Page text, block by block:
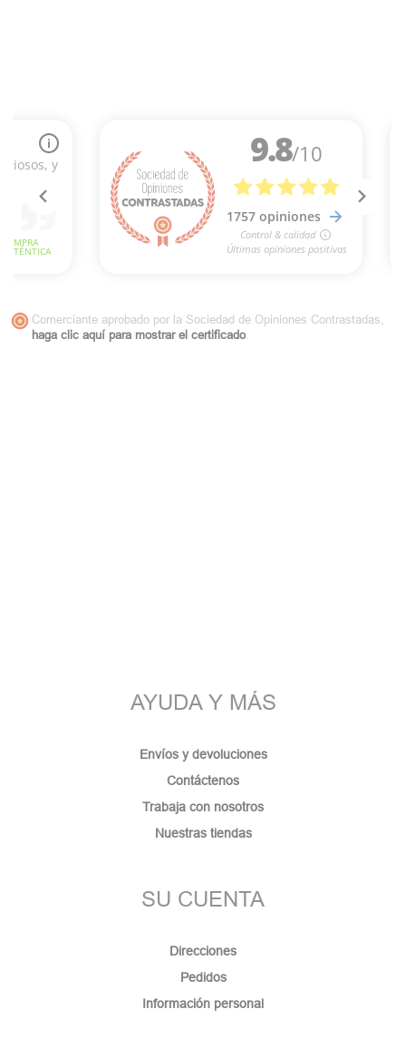
Comerciante aprobado por la Sociedad de Opiniones Contrastadas,
haga clic aquí para mostrar el certificado.
AYUDA Y MÁS
Envíos y devoluciones
Contáctenos
Trabaja con nosotros
Nuestras tiendas
SU CUENTA
Direcciones
Pedidos
Información personal